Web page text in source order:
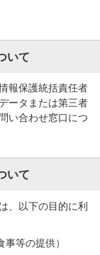
いて
報保護統括責任者
ータまたは第三者
い合わせ窓口につ
いて
、以下の目的に利
等の提供）